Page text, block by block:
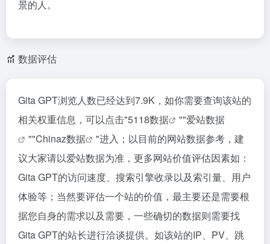
景的人。
数据评估
Gita GPT浏览人数已经达到7.9K，如你需要查询该站的
相关权重信息，可以点击"5118数据 ""爱站数据
""Chinaz数据
"进入；以目前的网站数据参考，建
议大家请以爱站数据为准，更多网站价值评估因素如：
Gita GPT的访问速度、搜索引擎收录以及索引量、用户
体验等；当然要评估一个站的价值，最主要还是需要根
据您自身的需求以及需要，一些确切的数据则需要找
Gita GPT的站长进行洽谈提供。如该站的IP、PV、跳